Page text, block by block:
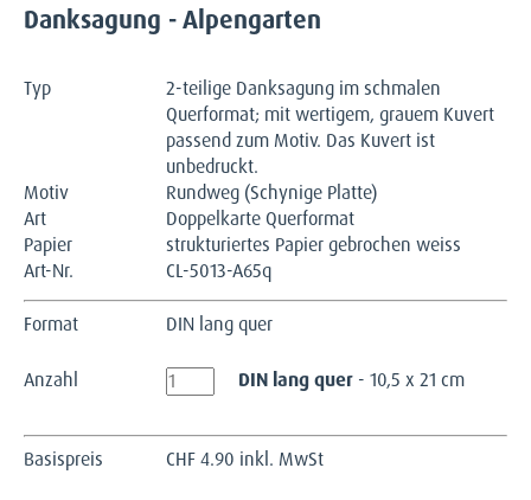
Danksagung - Alpengarten
Typ
2-teilige Danksagung im schmalen
Querformat; mit wertigem, grauem Kuvert
passend zum Motiv. Das Kuvert ist
unbedruckt.
Motiv
Rundweg (Schynige Platte)
Art
Doppelkarte Querformat
Papier
strukturiertes Papier gebrochen weiss
Art-Nr.
CL-5013-A65q
Format DIN lang quer
Anzahl DIN lang quer - 10,5 x 21 cm
Basispreis CHF4.90 inkl. MwSt